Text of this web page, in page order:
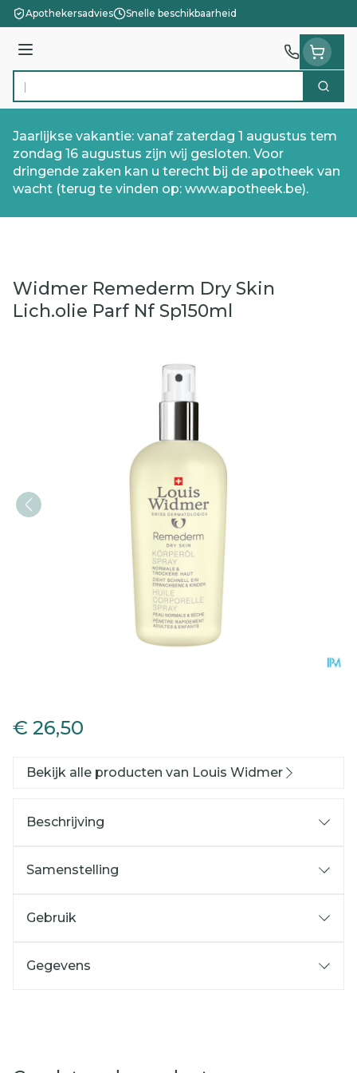
Ga naar de inhoud
Apothekersadvies Snelle beschikbaarheid
Menu
Product, merk, categorie... Zoek
Jaarlijkse vakantie: vanaf zaterdag 1 augustus tem
zondag 16 augustus zijn wij gesloten. Voor
dringende zaken kan u terecht bij de apotheek van
wacht (terug te vinden op: www.apotheek.be).
Widmer Remederm Dry Skin
Lich.olie Parf Nf Sp150ml
€ 26,50
Bekijk alle producten van Louis Widmer
Beschrijving
Samenstelling
Gebruik
Gegevens